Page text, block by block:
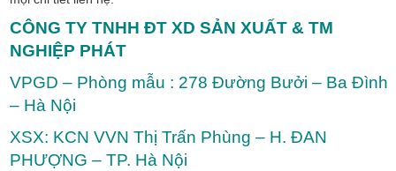
CÔNG TY TNHH ĐT XD SẢN XUẤT & TM
NGHIỆP PHÁT
VPGD – Phòng mẫu : 278 Đường Bưởi – Ba Đình
– Hà Nội
XSX: KCN VVN Thị Trấn Phùng – H. ĐAN
PHƯỢNG – TP. Hà Nội